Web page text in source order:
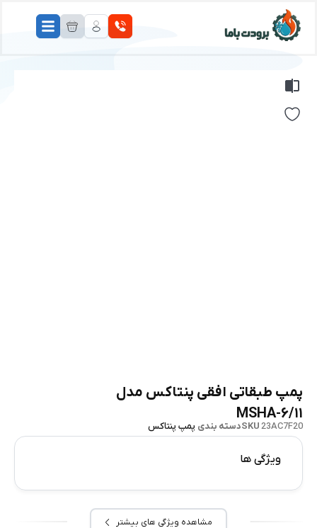
پمپ طبقاتی افقی پنتاکس مدل
MSHA-۶/۱۱
SKU23AC7F20 دسته بندی پمپ پنتاکس
ویژگی ها
مشاهده ویژگی های بیشتر